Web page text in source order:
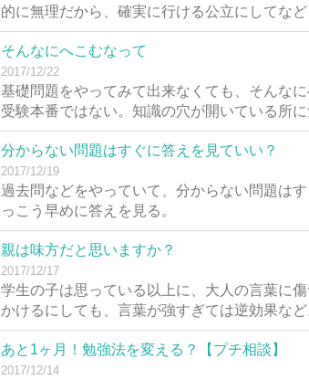
的に無理だから、確実に行ける公立にしてな
そんなにへこむなって
2017/12/22
基礎問題をやってみて出来なくても、そんな
受験本番ではない。知識の穴が開いている所
分からない問題はすぐに答えを見ていい？
2017/12/19
過去問などをやっていて、分からない問題は
っこう早めに答えを見る。
親は味方だと思いますか？
2017/12/17
学生の子は思っている以上に、大人の言葉に
かけるにしても、言葉が強すぎては逆効果など
あと1ヶ月！勉強法を変える？【プチ相談】
2017/12/14